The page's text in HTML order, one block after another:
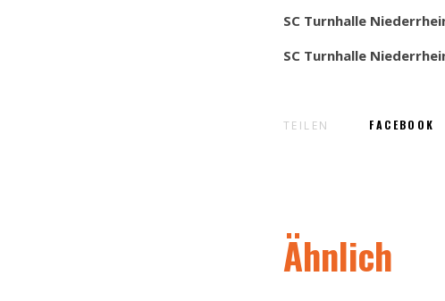
SC Turnhalle
SC Turnhalle
TEILEN FACEBOOK
Ähnlich